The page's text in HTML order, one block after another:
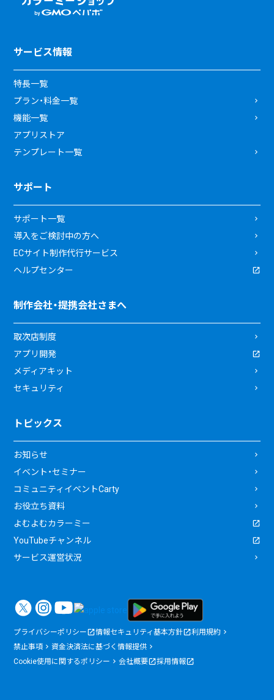
サービス情報
特長一覧
プラン・料金一覧
機能一覧
アプリストア
テンプレート一覧
サポート
サポート一覧
導入をご検討中の方へ
ECサイト制作代行サービス
ヘルプセンター
制作会社・提携会社さまへ
取次店制度
アプリ開発
メディアキット
セキュリティ
トピックス
お知らせ
イベント・セミナー
コミュニティイベントCarty
お役立ち資料
よむよむカラーミー
YouTubeチャンネル
サービス運営状況
プライバシーポリシー 情報セキュリティ基本方針
利用規約
禁止事項
資金決済法に基づく情報提供
Cookie使用に関するポリシー
会社概要 採用情報